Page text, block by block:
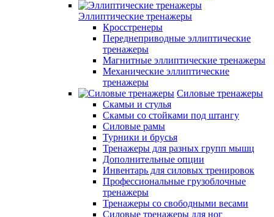
Эллиптические тренажеры
Кросстренеры
Переднеприводные эллиптические
тренажеры
Магнитные эллиптические тренажеры
Механические эллиптические
тренажеры
Силовые тренажеры
Скамьи и стулья
Скамьи со стойками под штангу
Силовые рамы
Турники и брусья
Тренажеры для разных групп мышц
Дополнительные опции
Инвентарь для силовых тренировок
Профессиональные грузоблочные
тренажеры
Тренажеры со свободными весами
Силовые тренажеры для ног